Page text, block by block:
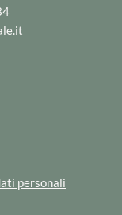
personali